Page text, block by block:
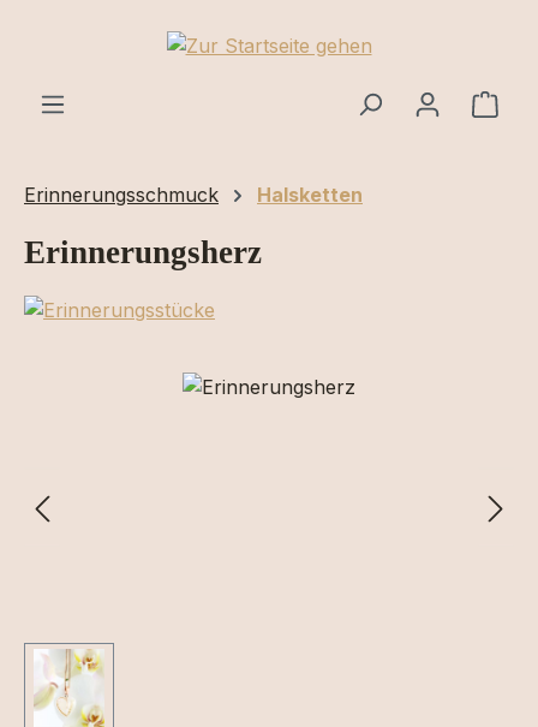
Zum Hauptinhalt springen
Erinnerungsschmuck Halsketten
Erinnerungsherz
Bildergalerie überspringen